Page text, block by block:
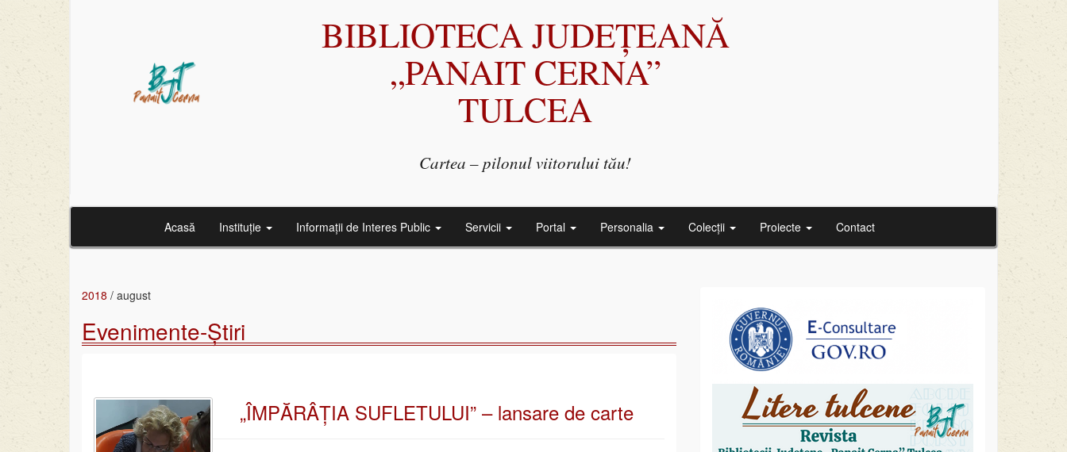
BIBLIOTECA JUDEȚEANĂ
„PANAIT CERNA”
TULCEA
Cartea – pilonul viitorului tău!
Acasă Instituție Informații de Interes Public Servicii Portal Personalia Colecții Proiecte Contact
2018 / august
Evenimente-Știri
„ÎMPĂRÂȚIA SUFLETULUI” – lansare de carte